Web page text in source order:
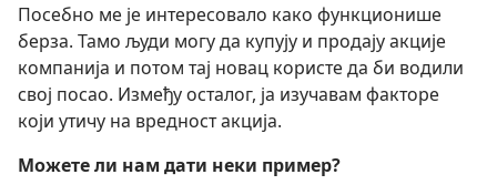
Посебно ме је интересовало како функционише
берза. Тамо људи могу да купују и продају акције
компанија и потом тај новац користе да би водили
свој посао. Између осталог, ја изучавам факторе
који утичу на вредност акција.
Можете ли нам дати неки пример?